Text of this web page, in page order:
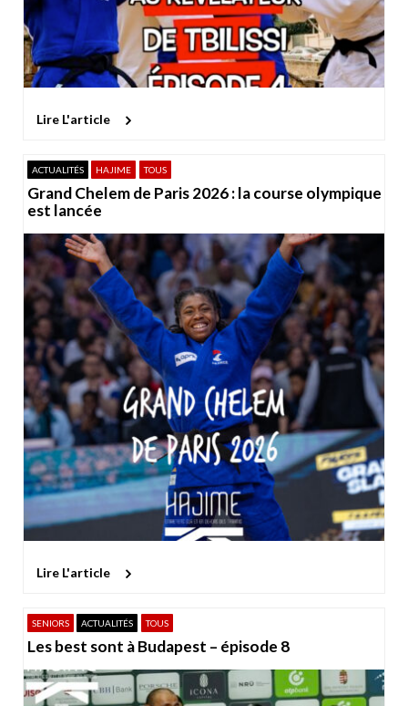
Lire L'article
ACTUALITÉS HAJIME TOUS
Grand Chelem de Paris 2026 : la course olympique
est lancée
Lire L'article
SENIORS ACTUALITÉS TOUS
Les best sont à Budapest – épisode 8